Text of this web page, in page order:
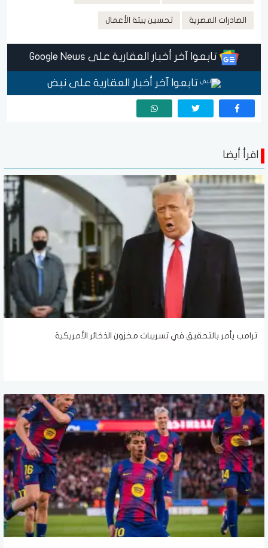
الصادرات المصرية تحسين بيئة الأعمال
تابعوا آخر أخبار العقارية على Google News
تابعوا آخر أخبار العقارية على نبض
اقرأ أيضا
ترامب يأمر بالتحقيق في تسريبات مخزون الذخائر الأمريكية